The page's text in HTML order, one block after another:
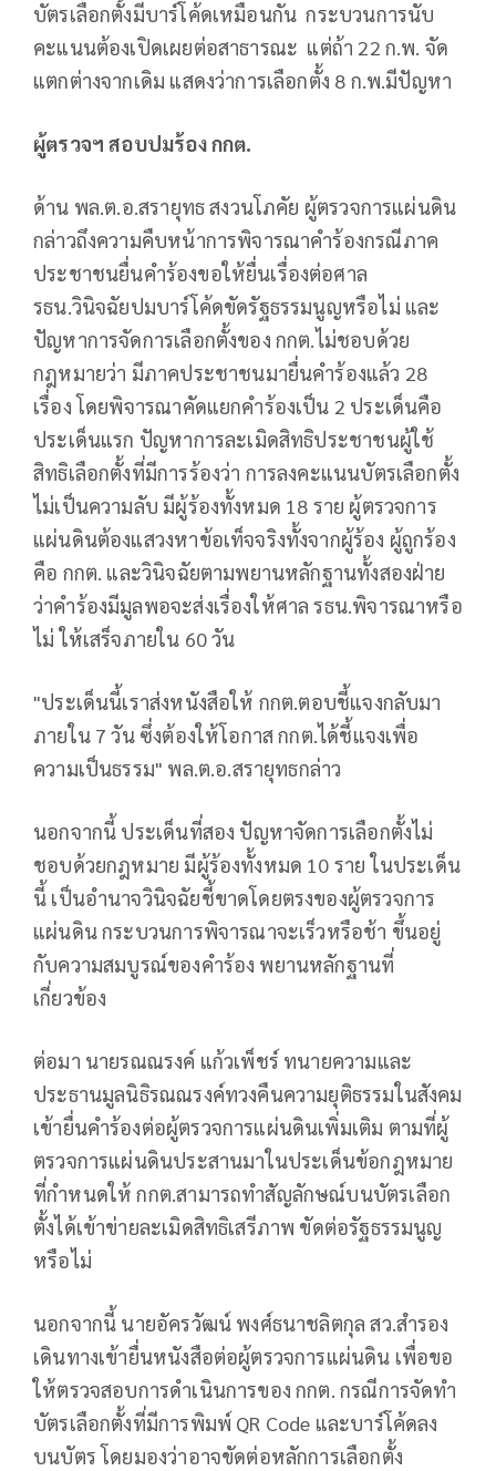
บัตรเลือกตั้งมีบาร์โค้ดเหมือนกัน กระบวนการนับ
คะแนนต้องเปิดเผยต่อสาธารณะ แต่ถ้า 22 ก.พ. จัด
แตกต่างจากเดิม แสดงว่าการเลือกตั้ง 8 ก.พ.มีปัญหา
ผู้ตรวจฯ สอบปมร้อง กกต.
ด้าน พล.ต.อ.สรายุทธ สงวนโภคัย ผู้ตรวจการแผ่นดิน
กล่าวถึงความคืบหน้าการพิจารณาคำร้องกรณีภาค
ประชาชนยื่นคำร้องขอให้ยื่นเรื่องต่อศาล
รธน.วินิจฉัยปมบาร์โค้ดขัดรัฐธรรมนูญหรือไม่ และ
ปัญหาการจัดการเลือกตั้งของ กกต.ไม่ชอบด้วย
กฎหมายว่า มีภาคประชาชนมายื่นคำร้องแล้ว 28
เรื่อง โดยพิจารณาคัดแยกคำร้องเป็น 2 ประเด็นคือ
ประเด็นแรก ปัญหาการละเมิดสิทธิประชาชนผู้ใช้
สิทธิเลือกตั้งที่มีการร้องว่า การลงคะแนนบัตรเลือกตั้ง
ไม่เป็นความลับ มีผู้ร้องทั้งหมด 18 ราย ผู้ตรวจการ
แผ่นดินต้องแสวงหาข้อเท็จจริงทั้งจากผู้ร้อง ผู้ถูกร้อง
คือ กกต. และวินิจฉัยตามพยานหลักฐานทั้งสองฝ่าย
ว่าคำร้องมีมูลพอจะส่งเรื่องให้ศาล รธน.พิจารณาหรือ
ไม่ ให้เสร็จภายใน 60 วัน
"ประเด็นนี้เราส่งหนังสือให้ กกต.ตอบชี้แจงกลับมา
ภายใน 7 วัน ซึ่งต้องให้โอกาส กกต.ได้ชี้แจงเพื่อ
ความเป็นธรรม" พล.ต.อ.สรายุทธกล่าว
นอกจากนี้ ประเด็นที่สอง ปัญหาจัดการเลือกตั้งไม่
ชอบด้วยกฎหมาย มีผู้ร้องทั้งหมด 10 ราย ในประเด็น
นี้ เป็นอำนาจวินิจฉัยชี้ขาดโดยตรงของผู้ตรวจการ
แผ่นดิน กระบวนการพิจารณาจะเร็วหรือช้า ขึ้นอยู่
กับความสมบูรณ์ของคำร้อง พยานหลักฐานที่
เกี่ยวข้อง
ต่อมา นายรณณรงค์ แก้วเพ็ชร์ ทนายความและ
ประธานมูลนิธิรณณรงค์ทวงคืนความยุติธรรมในสังคม
เข้ายื่นคำร้องต่อผู้ตรวจการแผ่นดินเพิ่มเติม ตามที่ผู้
ตรวจการแผ่นดินประสานมาในประเด็นข้อกฎหมาย
ที่กำหนดให้ กกต.สามารถทำสัญลักษณ์บนบัตรเลือก
ตั้งได้เข้าข่ายละเมิดสิทธิเสรีภาพ ขัดต่อรัฐธรรมนูญ
หรือไม่
นอกจากนี้ นายอัครวัฒน์ พงศ์ธนาชลิตกุล สว.สำรอง
เดินทางเข้ายื่นหนังสือต่อผู้ตรวจการแผ่นดิน เพื่อขอ
ให้ตรวจสอบการดำเนินการของ กกต. กรณีการจัดทำ
บัตรเลือกตั้งที่มีการพิมพ์ QR Code และบาร์โค้ดลง
บนบัตร โดยมองว่าอาจขัดต่อหลักการเลือกตั้ง